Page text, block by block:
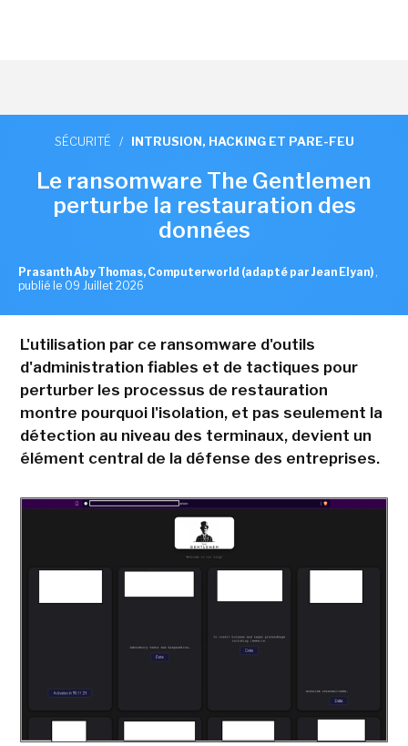
SÉCURITÉ / INTRUSION, HACKING ET PARE-FEU
Le ransomware The Gentlemen
perturbe la restauration des
données
Prasanth Aby Thomas, Computerworld (adapté par Jean Elyan) ,
publié le 09 Juillet 2026
L'utilisation par ce ransomware d'outils
d'administration fiables et de tactiques pour
perturber les processus de restauration
montre pourquoi l'isolation, et pas seulement la
détection au niveau des terminaux, devient un
élément central de la défense des entreprises.